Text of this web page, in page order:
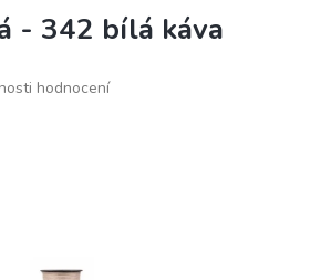
- 342 bílá káva
hodnocení